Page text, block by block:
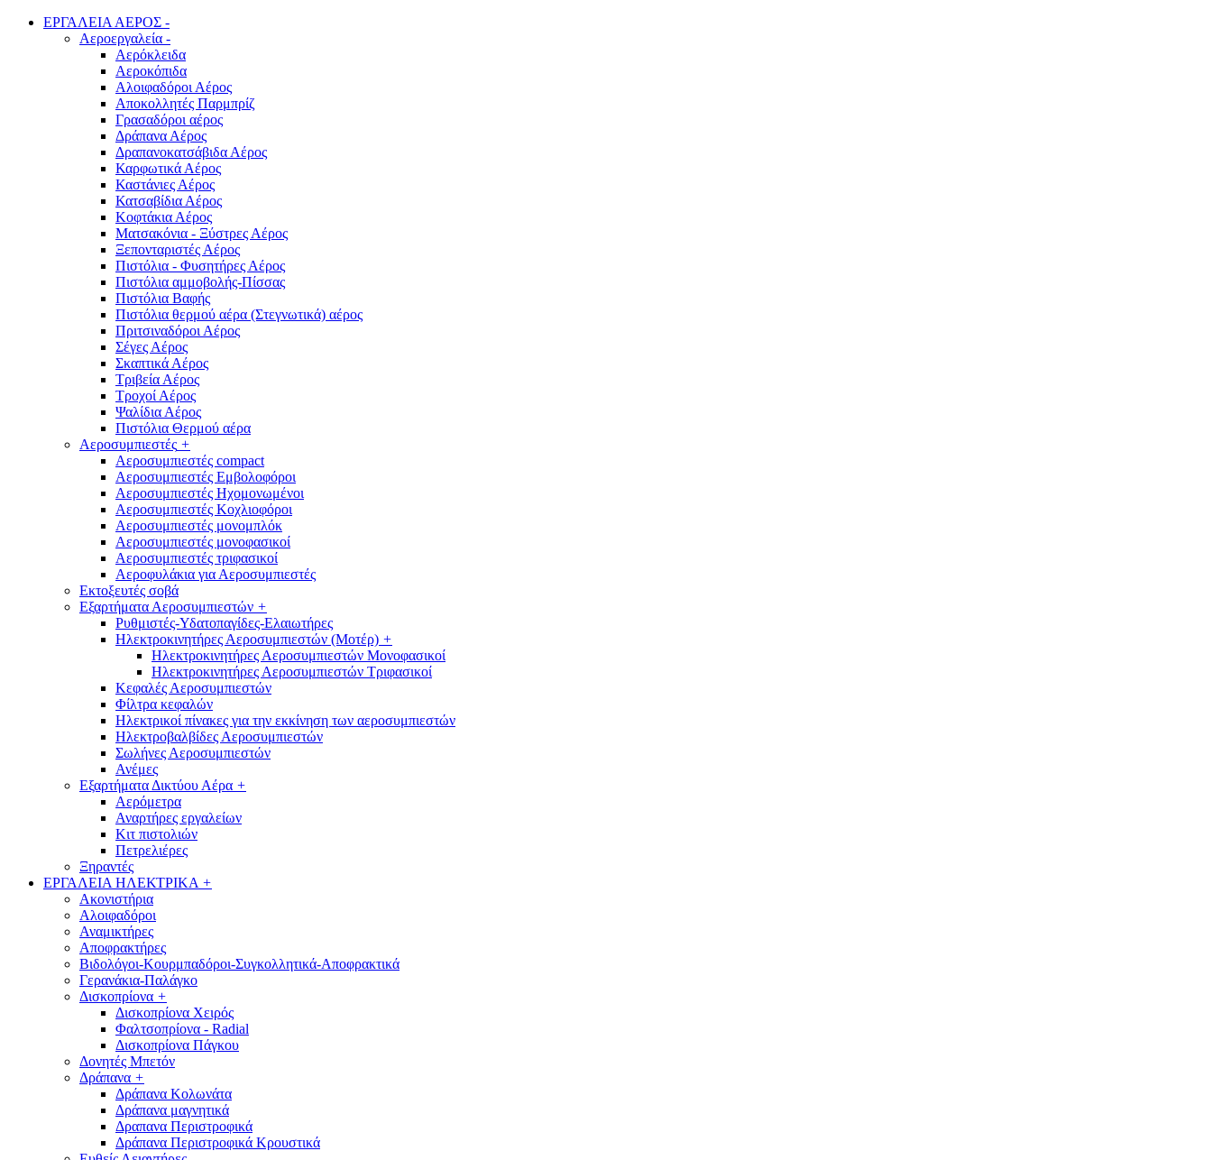
ΕΡΓΑΛΕΙΑ ΑΕΡΟΣ -
Αεροεργαλεία -
Αερόκλειδα
Αεροκόπιδα
Αλοιφαδόροι Αέρος
Αποκολλητές Παρμπρίζ
Γρασαδόροι αέρος
Δράπανα Αέρος
Δραπανοκατσάβιδα Αέρος
Καρφωτικά Αέρος
Καστάνιες Αέρος
Κατσαβίδια Αέρος
Κοφτάκια Αέρος
Ματσακόνια - Ξύστρες Αέρος
Ξεπονταριστές Αέρος
Πιστόλια - Φυσητήρες Αέρος
Πιστόλια αμμοβολής-Πίσσας
Πιστόλια Βαφής
Πιστόλια θερμού αέρα (Στεγνωτικά) αέρος
Πριτσιναδόροι Αέρος
Σέγες Αέρος
Σκαπτικά Αέρος
Τριβεία Αέρος
Τροχοί Αέρος
Ψαλίδια Αέρος
Πιστόλια Θερμού αέρα
Αεροσυμπιεστές +
Αεροσυμπιεστές compact
Αεροσυμπιεστές Εμβολοφόροι
Αεροσυμπιεστές Ηχομονωμένοι
Αεροσυμπιεστές Κοχλιοφόροι
Αεροσυμπιεστές μονομπλόκ
Αεροσυμπιεστές μονοφασικοί
Αεροσυμπιεστές τριφασικοί
Αεροφυλάκια για Αεροσυμπιεστές
Εκτοξευτές σοβά
Εξαρτήματα Αεροσυμπιεστών +
Ρυθμιστές-Υδατοπαγίδες-Ελαιωτήρες
Ηλεκτροκινητήρες Αεροσυμπιεστών (Μοτέρ) +
Ηλεκτροκινητήρες Αεροσυμπιεστών Μονοφασικοί
Ηλεκτροκινητήρες Αεροσυμπιεστών Τριφασικοί
Κεφαλές Αεροσυμπιεστών
Φίλτρα κεφαλών
Ηλεκτρικοί πίνακες για την εκκίνηση των αεροσυμπιεστών
Ηλεκτροβαλβίδες Αεροσυμπιεστών
Σωλήνες Αεροσυμπιεστών
Ανέμες
Εξαρτήματα Δικτύου Αέρα +
Αερόμετρα
Αναρτήρες εργαλείων
Κιτ πιστολιών
Πετρελιέρες
Ξηραντές
ΕΡΓΑΛΕΙΑ ΗΛΕΚΤΡΙΚΑ +
Ακονιστήρια
Αλοιφαδόροι
Αναμικτήρες
Αποφρακτήρες
Βιδολόγοι-Κουρμπαδόροι-Συγκολλητικά-Αποφρακτικά
Γερανάκια-Παλάγκο
Δισκοπρίονα +
Δισκοπρίονα Χειρός
Φαλτσοπρίονα - Radial
Δισκοπρίονα Πάγκου
Δονητές Μπετόν
Δράπανα +
Δράπανα Κολωνάτα
Δράπανα μαγνητικά
Δραπανα Περιστροφικά
Δράπανα Περιστροφικά Κρουστικά